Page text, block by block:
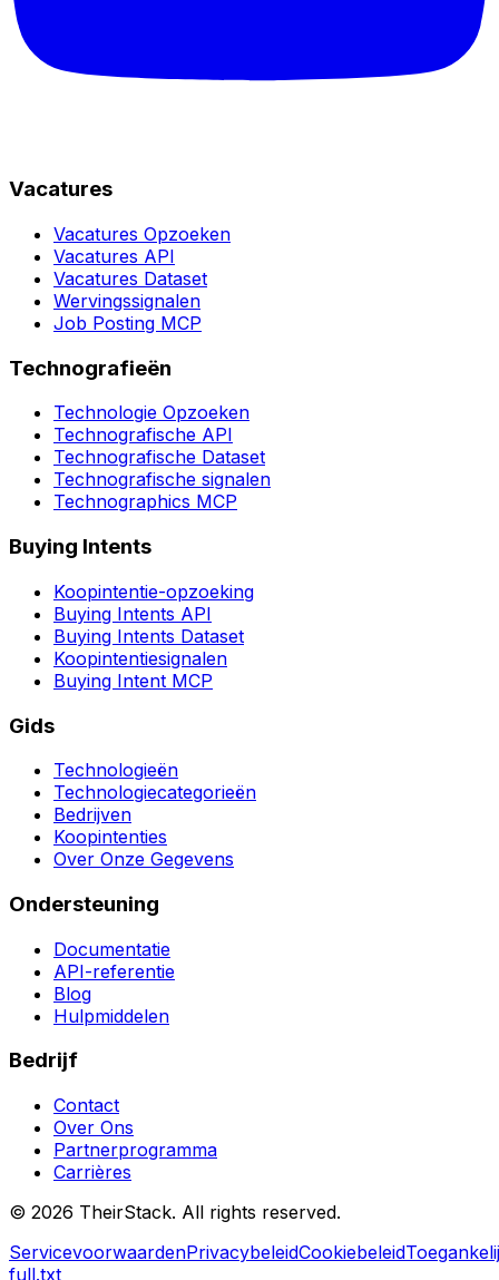
Vacatures
Vacatures Opzoeken
Vacatures API
Vacatures Dataset
Wervingssignalen
Job Posting MCP
Technografieën
Technologie Opzoeken
Technografische API
Technografische Dataset
Technografische signalen
Technographics MCP
Buying Intents
Koopintentie-opzoeking
Buying Intents API
Buying Intents Dataset
Koopintentiesignalen
Buying Intent MCP
Gids
Technologieën
Technologiecategorieën
Bedrijven
Koopintenties
Over Onze Gegevens
Ondersteuning
Documentatie
API-referentie
Blog
Hulpmiddelen
Bedrijf
Contact
Over Ons
Partnerprogramma
Carrières
© 2026 TheirStack. All rights reserved.
ServicevoorwaardenPrivacybeleidCookiebeleid
full.txt